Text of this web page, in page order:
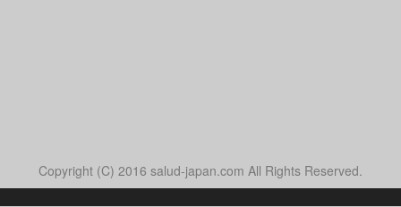
Copyright (C) 2016 salud-japan.com All Rights Reserved.